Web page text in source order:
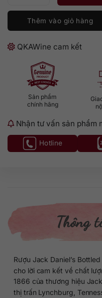
Thêm vào giỏ hàng
QKAWine cam kết
Sản phẩm
chính hãng
Nhận tư vấn sản phẩm
Hotline
Thông
Rượu Jack Daniel’s
cho lời cam kết về chất
1866 của thương hiệu
thị trấn Lynchburg,